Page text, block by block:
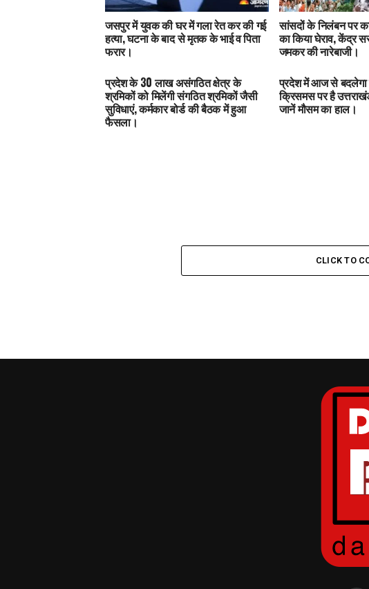
जसपुर में युवक की घर में गला रेत कर की गई
हत्या, घटना के बाद से मृतक के भाई व पिता
फरार।
सांसदों के निलंबन पर
का किया घेराव, केंद्र
जमकर की नारेबाजी।
प्रदेश के 30 लाख असंगठित क्षेत्र के
श्रमिकों को मिलेंगी संगठित श्रमिकों जैसी
सुविधाएं, कर्मकार बोर्ड की बैठक में हुआ
फैसला।
प्रदेश में आज से बदलेगा
क्रिसमस पर है
जानें मौसम का हाल।
CLICK TO